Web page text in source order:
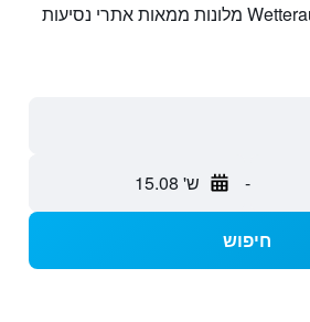
חיפוש והשוואתWetteraukreis מלונות ממאות אתרי נסיעות
- ש' 15.08
חיפוש